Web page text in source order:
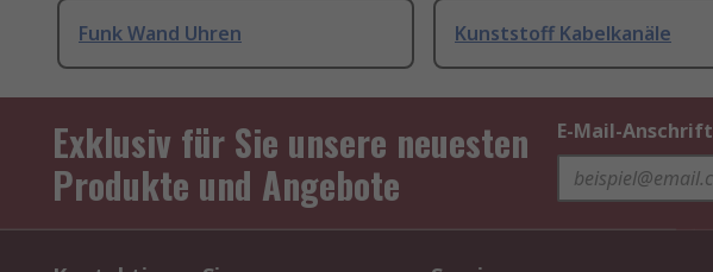
Funk Wand Uhren Kunststoff Kabelkanäle
Exklusiv für Sie unsere neuesten
Produkte und Angebote
E-Mail-Anschrift